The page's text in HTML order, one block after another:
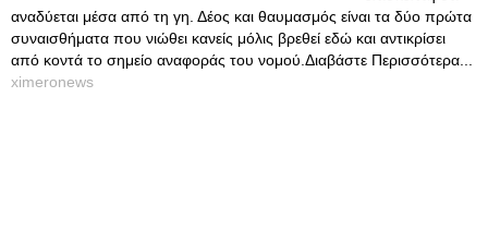
αναδύεται μέσα από τη γη. Δέος και θαυμασμός είναι τα δύο πρώτα
συναισθήματα που νιώθει κανείς μόλις βρεθεί εδώ και αντικρίσει
από κοντά το σημείο αναφοράς του νομού.Διαβάστε Περισσότερα...
ximeronews